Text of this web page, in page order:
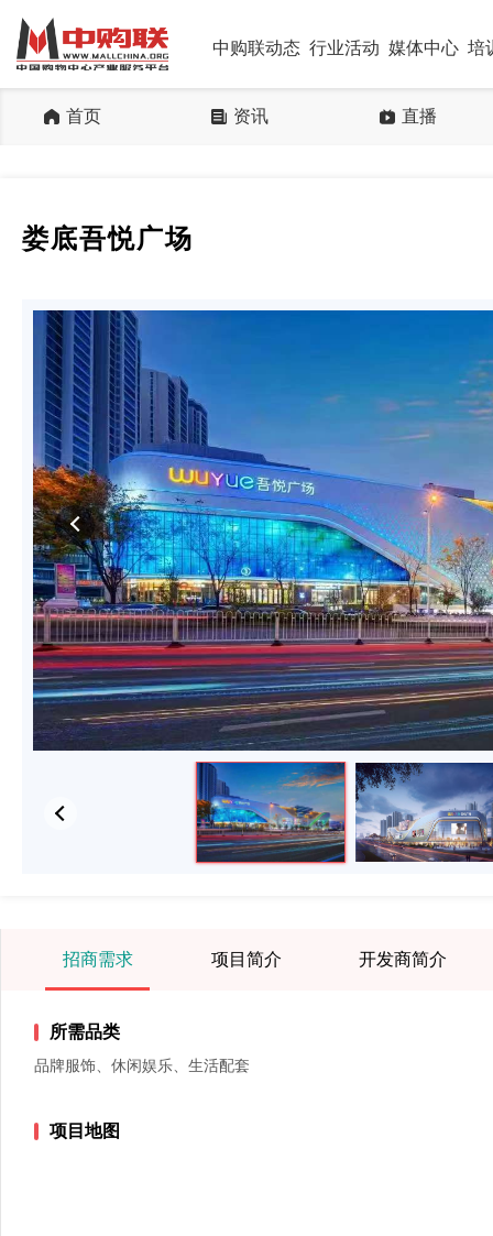
中购联动态 行业活动 媒体中心 培
首页 资讯 直播
娄底吾悦广场
招商需求 项目简介 开发商简介
所需品类
品牌服饰、休闲娱乐、生活配套
项目地图